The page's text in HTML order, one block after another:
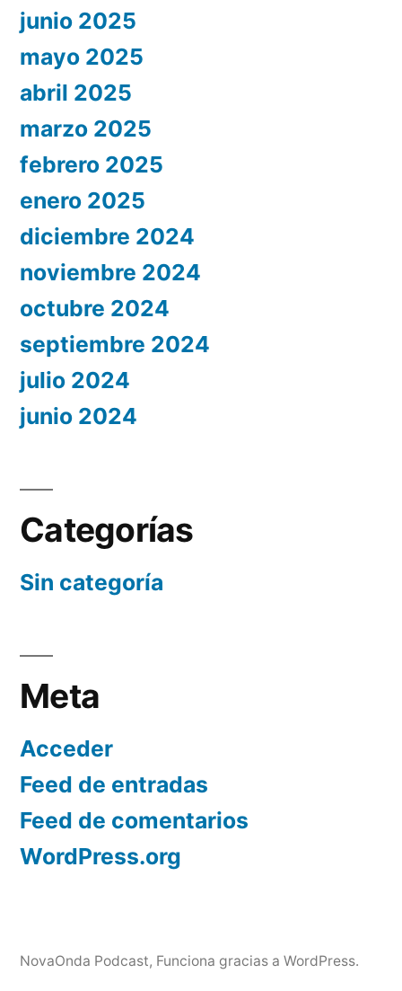
junio 2025
mayo 2025
abril 2025
marzo 2025
febrero 2025
enero 2025
diciembre 2024
noviembre 2024
octubre 2024
septiembre 2024
julio 2024
junio 2024
Categorías
Sin categoría
Meta
Acceder
Feed de entradas
Feed de comentarios
WordPress.org
NovaOnda Podcast, Funciona gracias a WordPress.